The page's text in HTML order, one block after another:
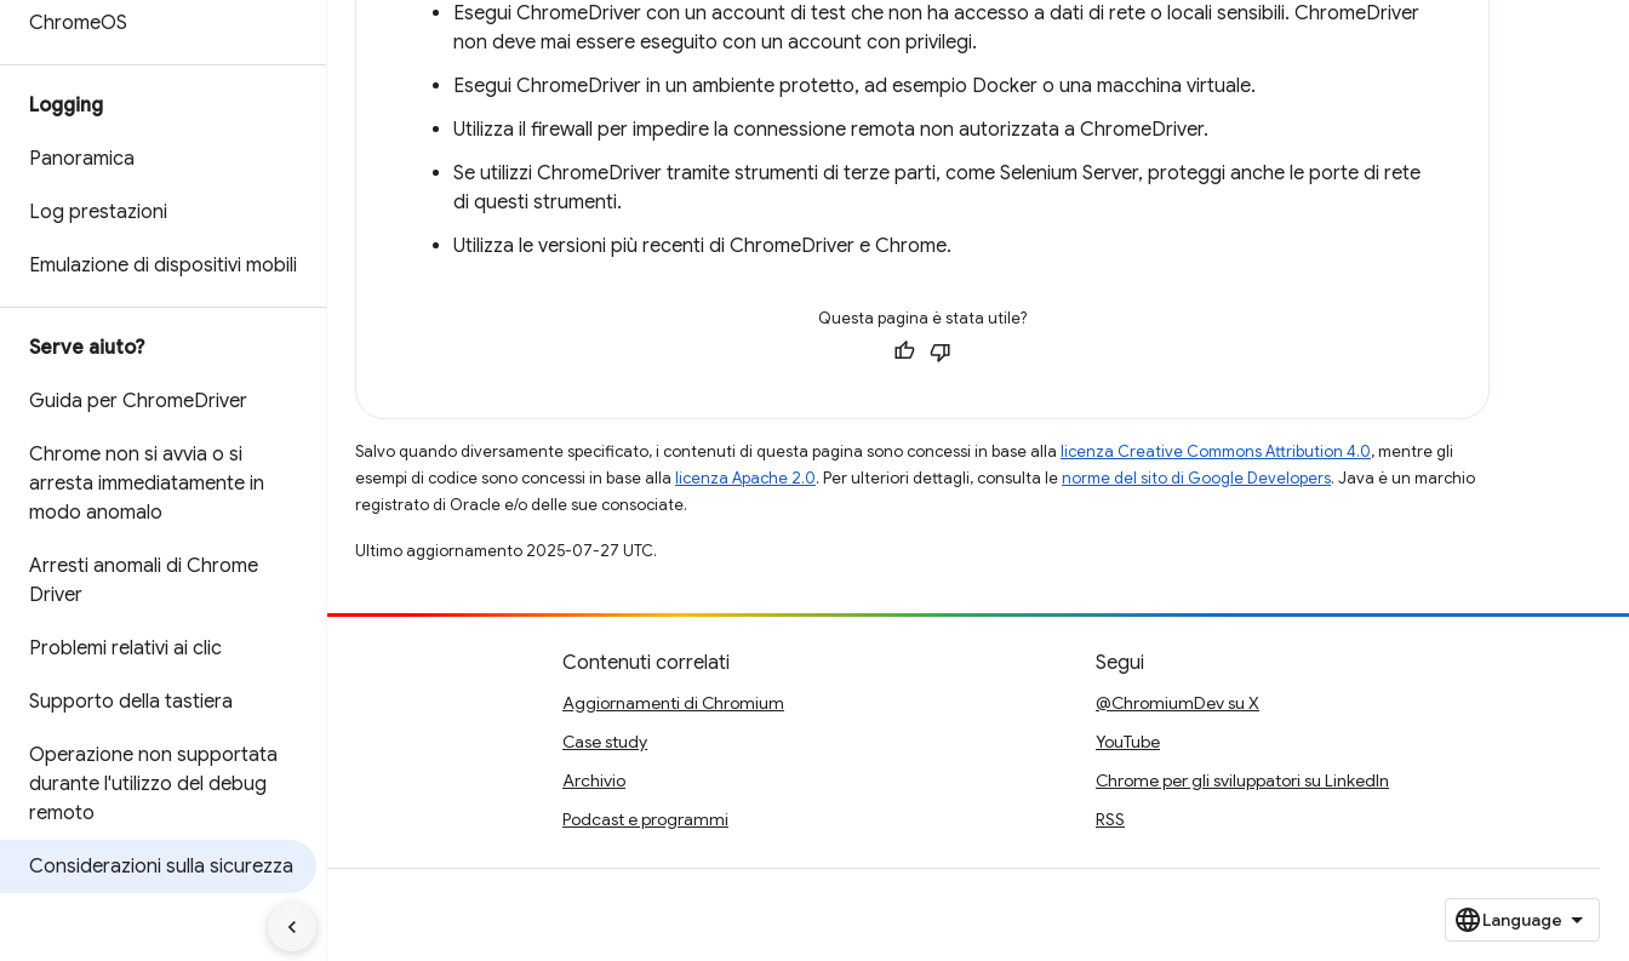
ChromeOS
Logging
Panoramica
Log prestazioni
Emulazione di dispositivi mobili
Serve aiuto?
Guida per ChromeDriver
Chrome non si avvia o si
arresta immediatamente in
modo anomalo
Arresti anomali di Chrome
Driver
Problemi relativi ai clic
Supporto della tastiera
Operazione non supportata
durante l'utilizzo del debug
remoto
Considerazioni sulla sicurezza
Esegui ChromeDriver con un account di test che non ha accesso a dati di rete o locali sensibili. ChromeDriver
non deve mai essere eseguito con un account con privilegi.
Esegui ChromeDriver in un ambiente protetto, ad esempio Docker o una macchina virtuale.
Utilizza il firewall per impedire la connessione remota non autorizzata a ChromeDriver.
Se utilizzi ChromeDriver tramite strumenti di terze parti, come Selenium Server, proteggi anche le porte di rete
di questi strumenti.
Utilizza le versioni più recenti di ChromeDriver e Chrome.
Questa pagina è stata utile?
Salvo quando diversamente specificato, i contenuti di questa pagina sono concessi in base alla licenza Creative Commons Attribution 4.0, mentre gli
esempi di codice sono concessi in base alla licenza Apache 2.0. Per ulteriori dettagli, consulta lenorme del sito di Google Developers. Java è un marchio
registrato di Oracle e/o delle sue consociate.
Ultimo aggiornamento 2025-07-27 UTC.
Segnala un bug
Visualizza i problemi aperti
Contenuti correlati
Aggiornamenti di Chromium
Case study
Archivio
Podcast e programmi
Segui
@ChromiumDev su X
YouTube
Chrome per gli sviluppatori su LinkedIn
RSS
Manage cookies